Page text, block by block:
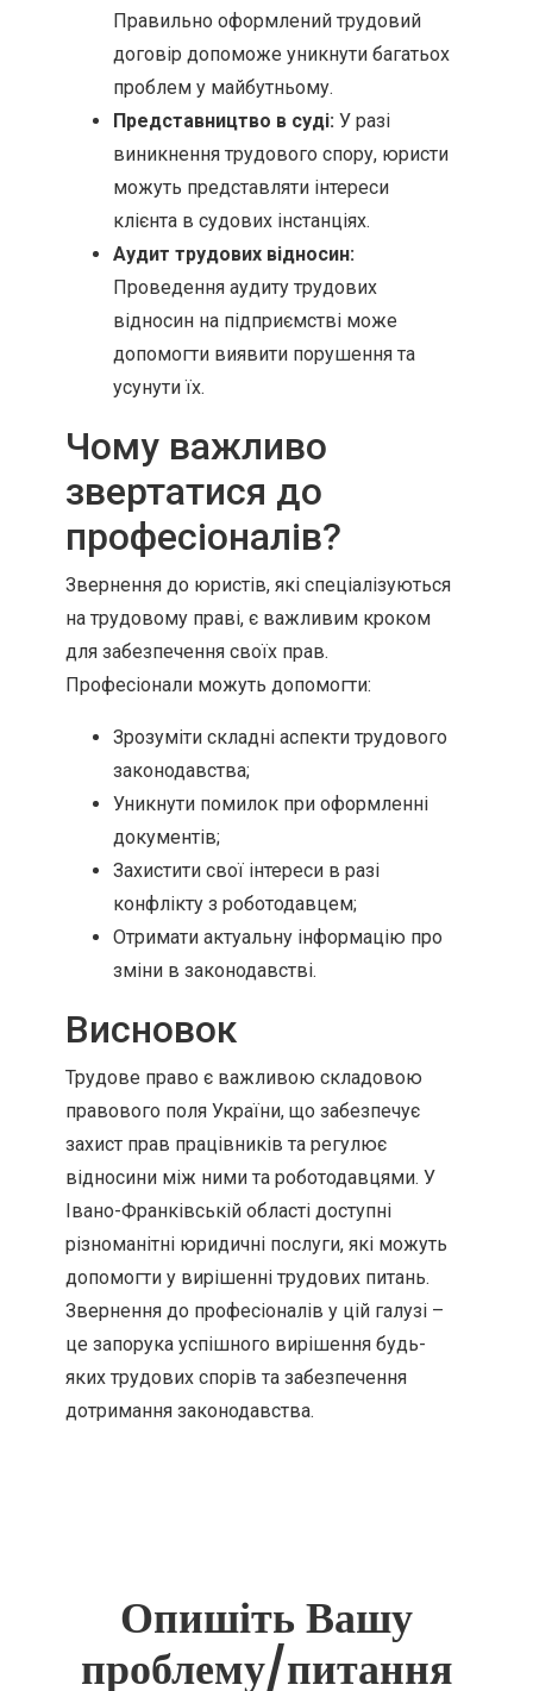
Правильно оформлений трудовий
договір допоможе уникнути багатьох
проблем у майбутньому.
Представництво в суді: У разі
виникнення трудового спору, юристи
можуть представляти інтереси
клієнта в судових інстанціях.
Аудит трудових відносин:
Проведення аудиту трудових
відносин на підприємстві може
допомогти виявити порушення та
усунути їх.
Чому важливо
звертатися до
професіоналів?
Звернення до юристів, які спеціалізуються
на трудовому праві, є важливим кроком
для забезпечення своїх прав.
Професіонали можуть допомогти:
Зрозуміти складні аспекти трудового
законодавства;
Уникнути помилок при оформленні
документів;
Захистити свої інтереси в разі
конфлікту з роботодавцем;
Отримати актуальну інформацію про
зміни в законодавстві.
Висновок
Трудове право є важливою складовою
правового поля України, що забезпечує
захист прав працівників та регулює
відносини між ними та роботодавцями. У
Івано-Франківській області доступні
різноманітні юридичні послуги, які можуть
допомогти у вирішенні трудових питань.
Звернення до професіоналів у цій галузі –
це запорука успішного вирішення будь-
яких трудових спорів та забезпечення
дотримання законодавства.
Опишіть Вашу
проблему/питання